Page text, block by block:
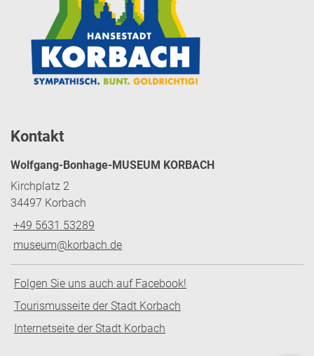
Kontakt
Wolfgang-Bonhage-MUSEUM KORBACH
Kirchplatz 2
34497 Korbach
+49 5631 53289
museum@korbach.de
Folgen Sie uns auch auf Facebook!
Tourismusseite der Stadt Korbach
Internetseite der Stadt Korbach